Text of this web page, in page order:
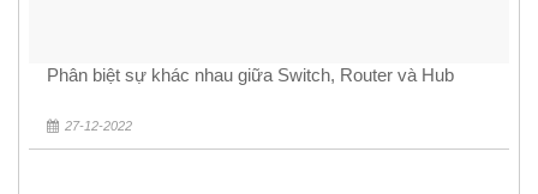
Phân biệt sự khác nhau giữa Switch, Router và Hub
27-12-2022